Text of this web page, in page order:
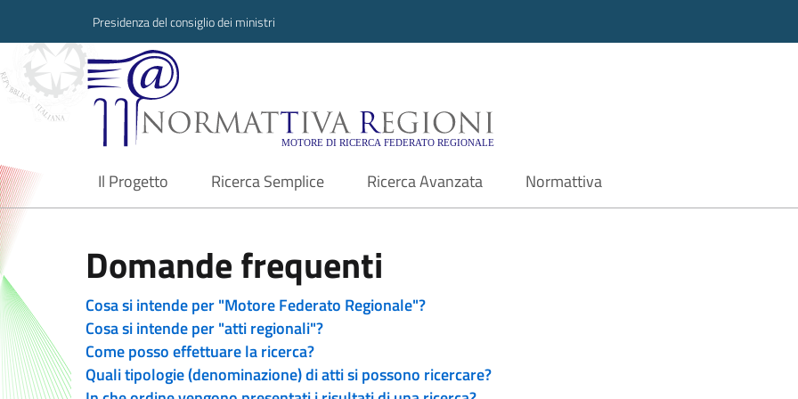
Presidenza del consiglio dei ministri
Normattiva Regioni - Motore di ricerca
Il Progetto
current Ricerca Semplice Ricerca Avanzata Normattiva
Domande frequenti
Cosa si intende per "Motore Federato Regionale"?
Cosa si intende per "atti regionali"?
Come posso effettuare la ricerca?
Quali tipologie (denominazione) di atti si possono ricercare?